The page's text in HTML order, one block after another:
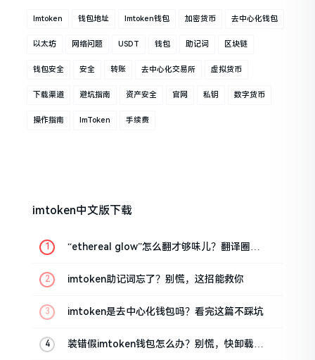
Imtoken 钱包地址 Imtoken钱包 加密货币 去中心化钱包
以太坊 网络问题 USDT 钱包 助记词 区块链
钱包安全 安全 转账 去中心化交易所 虚拟货币
下载渠道 避坑指南 资产安全 官网 私钥 数字货币
操作指南 ImToken 手续费
imtoken中文版下载
“ethereal glow”怎么翻才够味儿？翻译圈老
imtoken助记词忘了？别慌，这招能救你
imtoken是去中心化钱包吗？看完这篇不踩坑
装错假imtoken钱包怎么办？别慌，快卸载，